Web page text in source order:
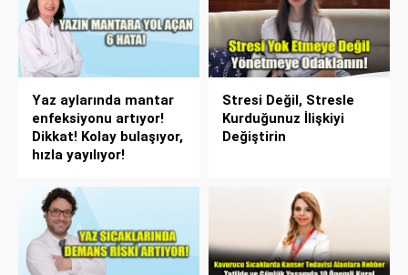
Yaz aylarında mantar
enfeksiyonu artıyor!
Dikkat! Kolay bulaşıyor,
hızla yayılıyor!
Stresi Değil, Stresle
Kurduğunuz İlişkiyi
Değiştirin